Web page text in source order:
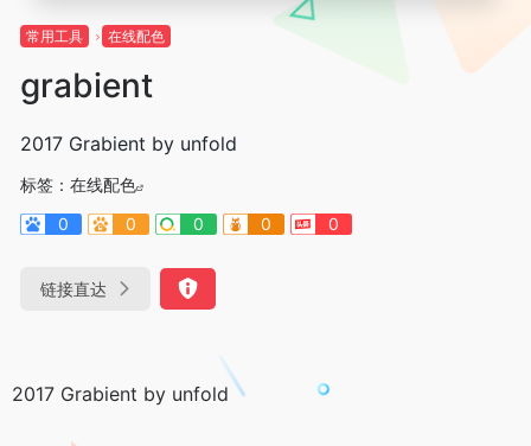
常用工具 在线配色
grabient
2017 Grabient by unfold
标签： 在线配色
0
0 0 0 0
链接直达
2017 Grabient by unfold